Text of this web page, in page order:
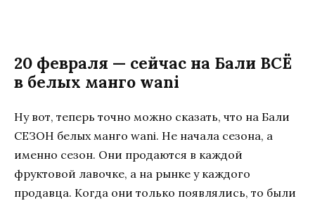
20 февраля — сейчас на Бали ВСЁ
в белых манго wani
Ну вот, теперь точно можно сказать, что на Бали
СЕЗОН белых манго wani. Не начала сезона, а
именно сезон. Они продаются в каждой
фруктовой лавочке, а на рынке у каждого
продавца. Когда они только появлялись, то были